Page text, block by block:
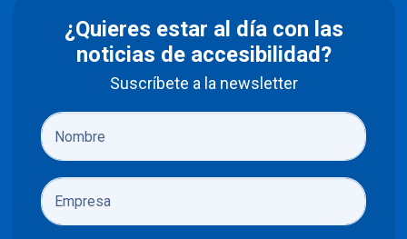
¿Quieres estar al día con las
noticias de accesibilidad?
Suscríbete a la newsletter